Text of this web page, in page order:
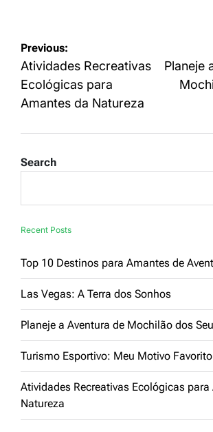
Post
navigation
Previous:
Atividades Recreativas
Ecológicas para
Amantes da Natureza
Planeje
Search
Recent Posts
Top 10 Destinos para Amantes de
Las Vegas: A Terra dos Sonhos
Planeje a Aventura de Mochilão dos
Turismo Esportivo: Meu Motivo
Atividades Recreativas Ecológicas
Natureza